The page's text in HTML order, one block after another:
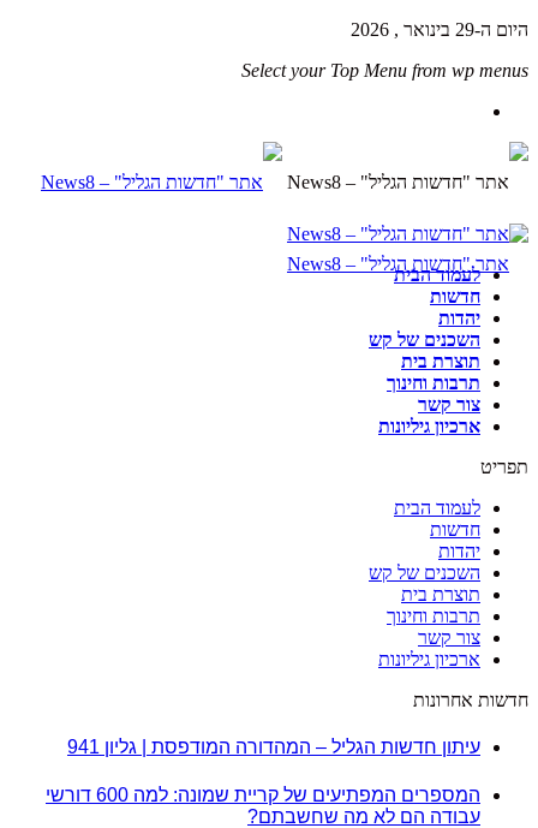
היום ה-29 בינואר , 2026
Select your Top Menu from wp menus
לעמוד הבית
חדשות
יהדות
השכנים של קש
תוצרת בית
תרבות וחינוך
צור קשר
ארכיון גיליונות
תפריט
לעמוד הבית
חדשות
יהדות
השכנים של קש
תוצרת בית
תרבות וחינוך
צור קשר
ארכיון גיליונות
חדשות אחרונות
עיתון חדשות הגליל – המהדורה המודפסת | גליון 941
המספרים המפתיעים של קריית שמונה: למה 600 דורשי
עבודה הם לא מה שחשבתם?